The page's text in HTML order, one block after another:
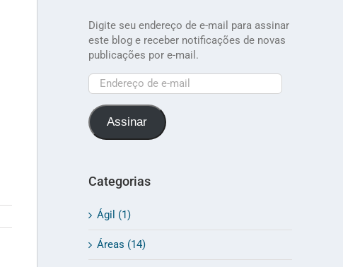
Digite seu endereço de e-mail para assinar
este blog e receber notificações de novas
publicações por e-mail.
Endereço
de
e-
mailAssinar
Categorias
Ágil (1)
Áreas (14)